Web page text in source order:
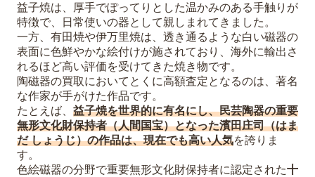
益子焼は、厚手でぽってりとした温かみのある手触りが
特徴で、日常使いの器として親しまれてきました。
一方、有田焼や伊万里焼は、透き通るような白い磁器の
表面に色鮮やかな絵付けが施されており、海外に輸出さ
れるほど高い評価を受けてきた焼き物です。
陶磁器の買取においてとくに高額査定となるのは、著名
な作家が手がけた作品です。
たとえば、 益子焼を世界的に有名にし、民芸陶器の重要
無形文化財保持者（人間国宝）となった濱田庄司（はま
だ しょうじ）の作品は、現在でも高い人気を誇りま
す。
色絵磁器の分野で重要無形文化財保持者に認定された十